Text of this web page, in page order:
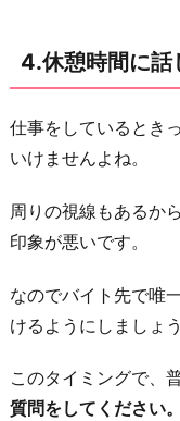
4.休憩時間に話
仕事をしているとき
いけませんよね。
周りの視線もあるか
印象が悪いです。
なのでバイト先で唯
けるようにしましょう
このタイミングで、
質問をしてください。